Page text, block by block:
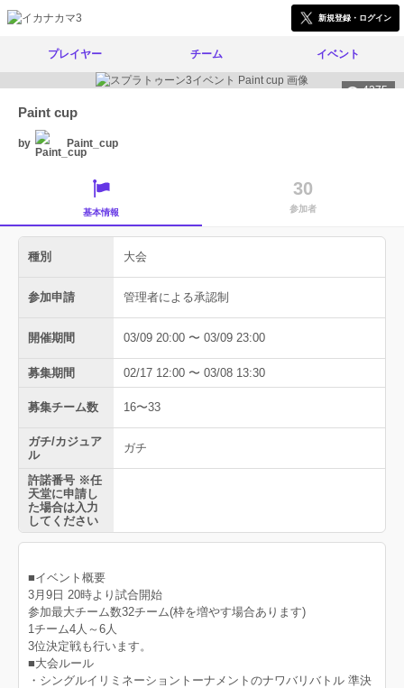
新規登録・ログイン
プレイヤー チーム イベント
4275
Paint cup
by Paint_cup
基本情報
30
参加者
種別 大会
参加申請 管理者による承認制
開催期間 03/09 20:00 〜 03/09 23:00
募集期間 02/17 12:00 〜 03/08 13:30
募集チーム数 16〜33
ガチ/カジュア
ル
ガチ
許諾番号 ※任
天堂に申請し
た場合は入力
してください
■イベント概要
3月9日 20時より試合開始
参加最大チーム数32チーム(枠を増やす場合あります)
1チーム4人～6人
3位決定戦も行います。
■大会ルール
・シングルイリミネーショントーナメントのナワバリバトル 準決